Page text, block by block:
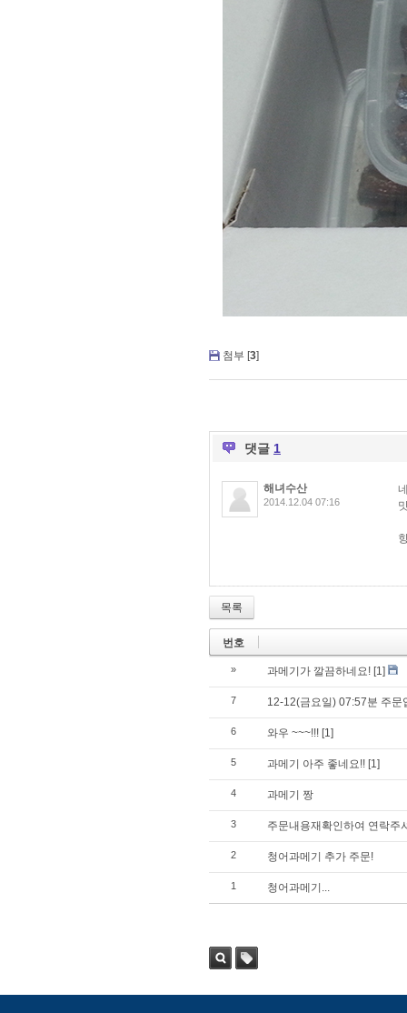
첨부 [3]
댓글 1
해녀수산
2014.12.04 07:16
목록
번호
» 과메기가 깔끔하네요! [1]
7 12-12(금요일) 07:57분 주문
6 와우 ~~~!!! [1]
5 과메기 아주 좋네요!! [1]
4 과메기 짱
3 주문내용재확인하여 연락주
2 청어과메기 추가 주문!
1 청어과메기...